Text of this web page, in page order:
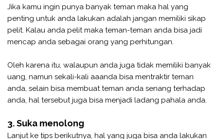
Jika kamu ingin punya banyak teman maka hal yang
penting untuk anda lakukan adalah jangan memiliki sikap
pelit. Kalau anda pelit maka teman-teman anda bisa jadi
mencap anda sebagai orang yang perhitungan.
Oleh karena itu, walaupun anda juga tidak memiliki banyak
uang, namun sekali-kali aaanda bisa mentraktir teman
anda, selain bisa membuat teman anda senang terhadap
anda, hal tersebut juga bisa menjadi ladang pahala anda.
3. Suka menolong
Lanjut ke tips berikutnya, hal yang juga bisa anda lakukan